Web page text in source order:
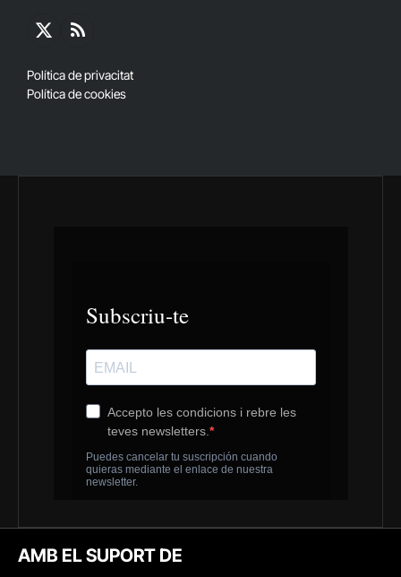
X
RSS
Política de privacitat
Política de cookies
AMB EL SUPORT DE